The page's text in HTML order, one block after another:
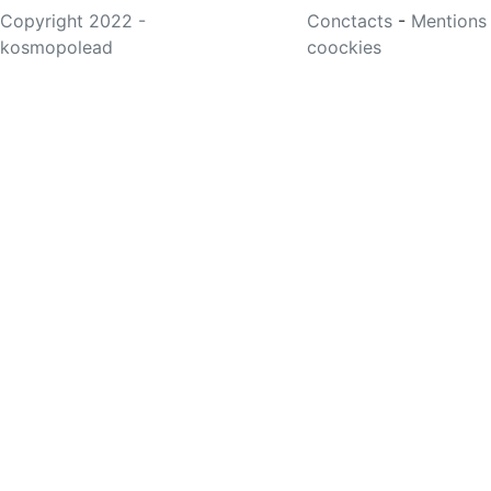
Copyright 2022 -
kosmopolead
Conctacts -
coockies